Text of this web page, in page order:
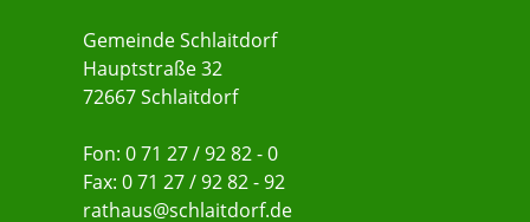
Gemeinde Schlaitdorf
Hauptstraße 32
72667 Schlaitdorf
Fon: 0 71 27 / 92 82 - 0
Fax: 0 71 27 / 92 82 - 92
rathaus@schlaitdorf.de